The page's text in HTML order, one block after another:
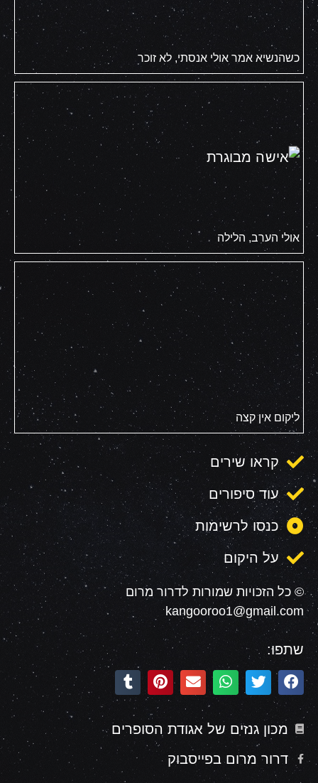
כשהנשיא אמר אולי אנסתי, לא זוכר
אולי הערב, הלילה
ליקום אין קצה
קראו שירים
עוד סיפורים
כנסו לרשימות
על היקום
© כל הזכויות שמורות לדרור מרום
kangooroo1@gmail.com
שתפו:
מכון גנזים של אגודת הסופרים
דרור מרום בפייסבוק